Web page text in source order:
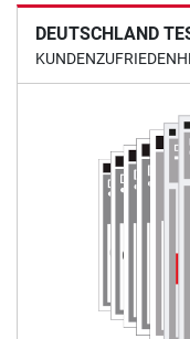
DEUTSCHLAND